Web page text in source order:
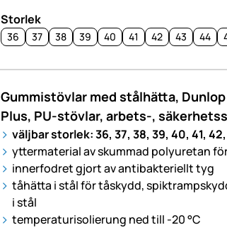
Storlek
36 37 38 39 40 41 42 43 44
Gummistövlar med stålhätta,
Plus, PU-stövlar, arbets-,
väljbar storlek: 36, 37, 38, 39, 40, 41,
yttermaterial av skummad polyuretan
innerfodret gjort av antibakteriellt tyg
tåhätta i stål för tåskydd,
i stål
temperaturisolierung ned till -20 °C